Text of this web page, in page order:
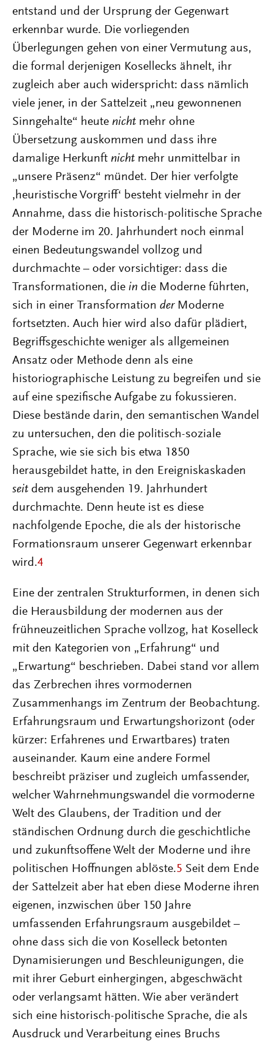
entstand und der Ursprung der Gegenwart
erkennbar wurde. Die vorliegenden
Überlegungen gehen von einer Vermutung aus,
die formal derjenigen Kosellecks ähnelt, ihr
zugleich aber auch widerspricht: dass nämlich
viele jener, in der Sattelzeit „neu gewonnenen
Sinngehalte“ heute nicht mehr ohne
Übersetzung auskommen und dass ihre
damalige Herkunft nicht mehr unmittelbar in
„unsere Präsenz“ mündet. Der hier verfolgte
,heuristische Vorgriff‘ besteht vielmehr in der
Annahme, dass die historisch-politische Sprache
der Moderne im 20. Jahrhundert noch einmal
einen Bedeutungswandel vollzog und
durchmachte – oder vorsichtiger: dass die
Transformationen, die in die Moderne führten,
sich in einer Transformation derModerne
fortsetzten. Auch hier wird also dafür plädiert,
Begriffsgeschichte weniger als allgemeinen
Ansatz oder Methode denn als eine
historiographische Leistung zu begreifen und sie
auf eine spezifische Aufgabe zu fokussieren.
Diese bestände darin, den semantischen Wandel
zu untersuchen, den die politisch-soziale
Sprache, wie sie sich bis etwa 1850
herausgebildet hatte, in den Ereigniskaskaden
seit dem ausgehenden 19. Jahrhundert
durchmachte. Denn heute ist es diese
nachfolgende Epoche, die als der historische
Formationsraum unserer Gegenwart erkennbar
wird.4
Eine der zentralen Strukturformen, in denen sich
die Herausbildung der modernen aus der
frühneuzeitlichen Sprache vollzog, hat Koselleck
mit den Kategorien von „Erfahrung“ und
„Erwartung“ beschrieben. Dabei stand vor allem
das Zerbrechen ihres vormodernen
Zusammenhangs im Zentrum der Beobachtung.
Erfahrungsraum und Erwartungshorizont (oder
kürzer: Erfahrenes und Erwartbares) traten
auseinander. Kaum eine andere Formel
beschreibt präziser und zugleich umfassender,
welcher Wahrnehmungswandel die vormoderne
Welt des Glaubens, der Tradition und der
ständischen Ordnung durch die geschichtliche
und zukunftsoffene Welt der Moderne und ihre
politischen Hoffnungen ablöste.5 Seit dem Ende
der Sattelzeit aber hat eben diese Moderne ihren
eigenen, inzwischen über 150 Jahre
umfassenden Erfahrungsraum ausgebildet –
ohne dass sich die von Koselleck betonten
Dynamisierungen und Beschleunigungen, die
mit ihrer Geburt einhergingen, abgeschwächt
oder verlangsamt hätten. Wie aber verändert
sich eine historisch-politische Sprache, die als
Ausdruck und Verarbeitung eines Bruchs